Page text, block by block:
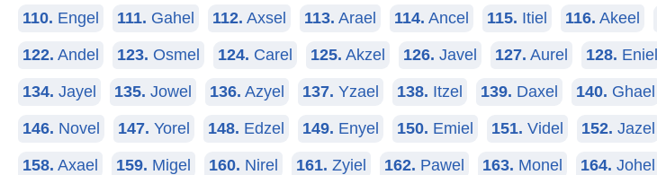
110. Engel 111. Gahel 112. Axsel 113. Arael 114. Ancel 115. Itiel 116. Akeel
122. Andel 123. Osmel 124. Carel 125. Akzel 126. Javel 127. Aurel 128. Eniel
134. Jayel 135. Jowel 136. Azyel 137. Yzael 138. Itzel 139. Daxel 140. Ghael
146. Novel 147. Yorel 148. Edzel 149. Enyel 150. Emiel 151. Videl 152. Jazel
158. Axael 159. Migel 160. Nirel 161. Zyiel 162. Pawel 163. Monel 164. Johel